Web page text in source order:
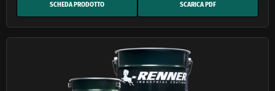
SCHEDA PRODOTTO SCARICA PDF